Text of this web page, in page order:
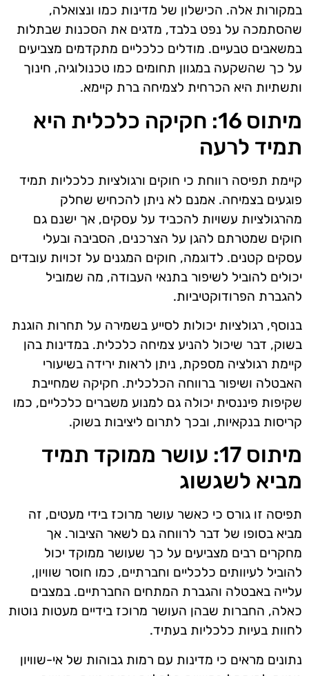
במקורות אלה. הכישלון של מדינות כמו ונצואלה,
שהסתמכה על נפט בלבד, מדגים את הסכנות שבתלות
במשאבים טבעיים. מודלים כלכליים מתקדמים מצביעים
על כך שהשקעה במגוון תחומים כמו טכנולוגיה, חינוך
ותשתיות היא הכרחית לצמיחה ברת קיימא.
מיתוס 16: חקיקה כלכלית היא
תמיד לרעה
קיימת תפיסה רווחת כי חוקים ורגולציות כלכליות תמיד
פוגעים בצמיחה. אמנם לא ניתן להכחיש שחלק
מהרגולציות עשויות להכביד על עסקים, אך ישנם גם
חוקים שמטרתם להגן על הצרכנים, הסביבה ובעלי
עסקים קטנים. לדוגמה, חוקים המגנים על זכויות עובדים
יכולים להוביל לשיפור בתנאי העבודה, מה שמוביל
להגברת הפרודוקטיביות.
בנוסף, רגולציות יכולות לסייע בשמירה על תחרות הוגנת
בשוק, דבר שיכול להניע צמיחה כלכלית. במדינות בהן
קיימת רגולציה מספקת, ניתן לראות ירידה בשיעורי
האבטלה ושיפור ברווחה הכלכלית. חקיקה שמחייבת
שקיפות פיננסית יכולה גם למנוע משברים כלכליים, כמו
קריסות בנקאיות, ובכך לתרום ליציבות בשוק.
מיתוס 17: עושר ממוקד תמיד
מביא לשגשוג
תפיסה זו גורס כי כאשר עושר מרוכז בידי מעטים, זה
מביא בסופו של דבר לרווחה גם לשאר הציבור. אך
מחקרים רבים מצביעים על כך שעושר ממוקד יכול
להוביל לעיוותים כלכליים וחברתיים, כמו חוסר שוויון,
עלייה באבטלה והגברת המתחים החברתיים. במצבים
כאלה, החברות שבהן העושר מרוכז בידיים מעטות נוטות
לחוות בעיות כלכליות בעתיד.
נתונים מראים כי מדינות עם רמות גבוהות של אי-שוויון